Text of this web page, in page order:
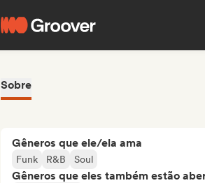
Sobre
Gêneros que ele/ela ama
Funk R&B Soul
Gêneros que eles também estão